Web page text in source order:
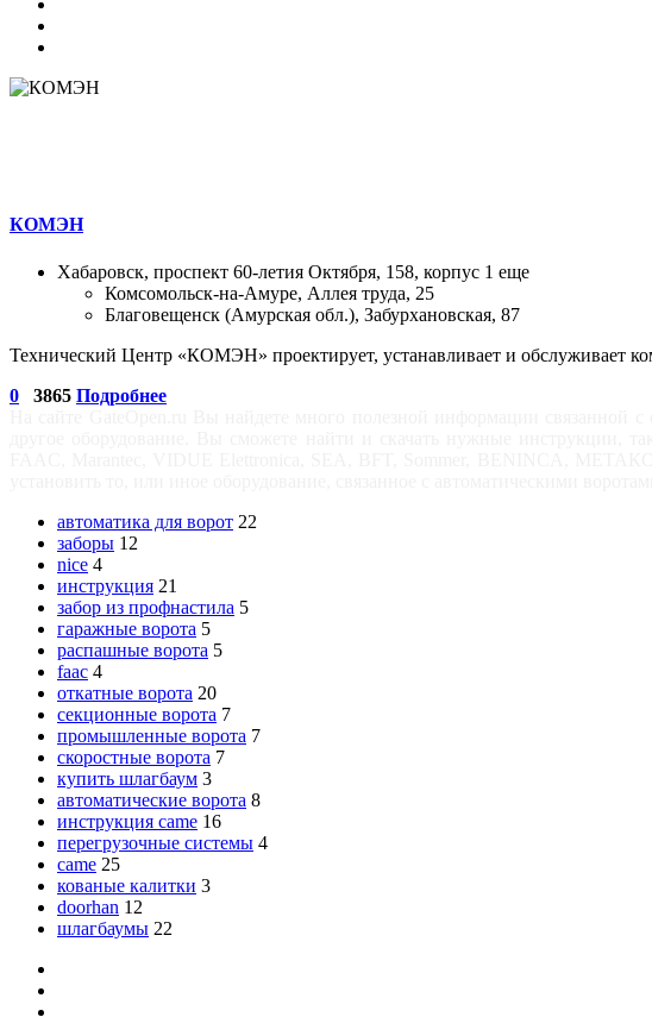
КОМЭН
Хабаровск, проспект 60-летия Октября, 158, корпус 1 еще
Комсомольск-на-Амуре, Аллея труда, 25
Благовещенск (Амурская обл.), Забурхановская, 87
Технический Центр «КОМЭН» проектирует, устанавливает и обслуживает
0
3865 Подробнее
автоматика для ворот 22
заборы 12
nice 4
инструкция 21
забор из профнастила 5
гаражные ворота 5
распашные ворота 5
faac 4
откатные ворота 20
секционные ворота 7
промышленные ворота 7
скоростные ворота 7
купить шлагбаум 3
автоматические ворота 8
инструкция came 16
перегрузочные системы 4
came 25
кованые калитки 3
doorhan 12
шлагбаумы 22